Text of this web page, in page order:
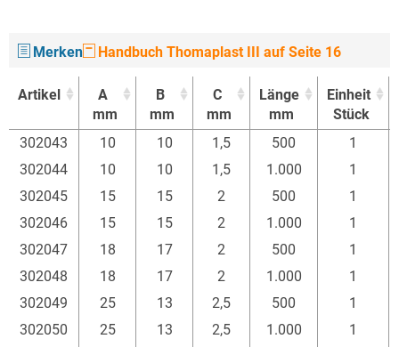
Merken Handbuch Thomaplast III auf Seite 16
Artikel
A
mm
B
mm
C
mm
Länge
mm
Einheit
Stück
Artikel
A
B
C
Länge
Einheit
302043 10 10 1,5 500
1
302044
10 10 1,5 1.000
1
302045
15 15 2 500
1
302046
15 15 2 1.000
1
302047
18 17 2 500
1
302048
18 17 2 1.000
1
302049
25 13 2,5 500
1
302050
25 13 2,5 1.000
1